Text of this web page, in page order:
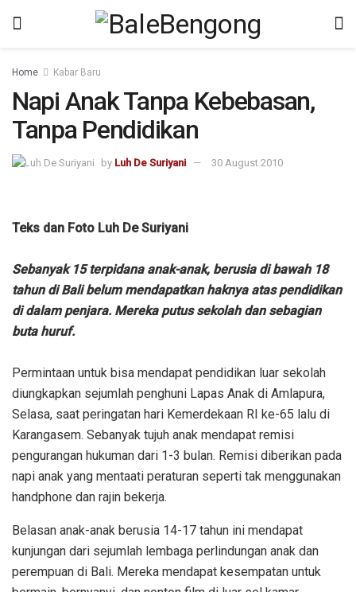
Home Kabar Baru
Napi Anak Tanpa Kebebasan,
Tanpa Pendidikan
by Luh De Suriyani 30 August 2010
Teks dan Foto Luh De Suriyani
Sebanyak 15 terpidana anak-anak, berusia di bawah 18
tahun di Bali belum mendapatkan haknya atas pendidikan
di dalam penjara. Mereka putus sekolah dan sebagian
buta huruf.
Permintaan untuk bisa mendapat pendidikan luar sekolah
diungkapkan sejumlah penghuni Lapas Anak di Amlapura,
Selasa, saat peringatan hari Kemerdekaan RI ke-65 lalu di
Karangasem. Sebanyak tujuh anak mendapat remisi
pengurangan hukuman dari 1-3 bulan. Remisi diberikan pada
napi anak yang mentaati peraturan seperti tak menggunakan
handphone dan rajin bekerja.
Belasan anak-anak berusia 14-17 tahun ini mendapat
kunjungan dari sejumlah lembaga perlindungan anak dan
perempuan di Bali. Mereka mendapat kesempatan untuk